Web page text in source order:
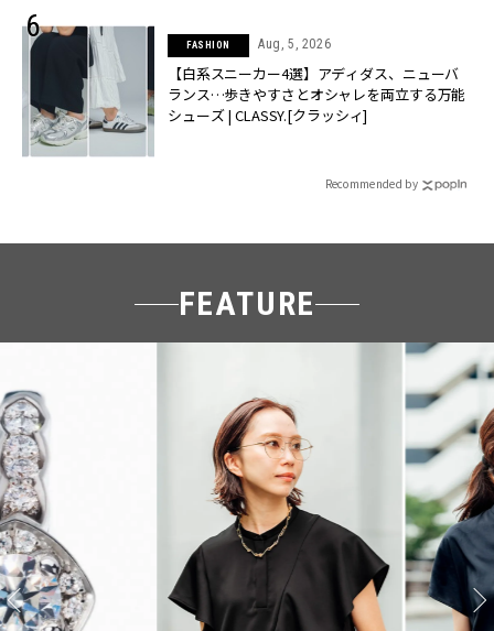
FASHION Aug, 5, 2026
【白系スニーカー4選】アディダス、ニューバ
ランス…歩きやすさとオシャレを両立する万能
シューズ | CLASSY.[クラッシィ]
Recommended by
FEATURE